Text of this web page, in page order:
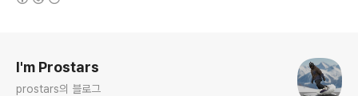
I'm Prostars
prostars의 블로그